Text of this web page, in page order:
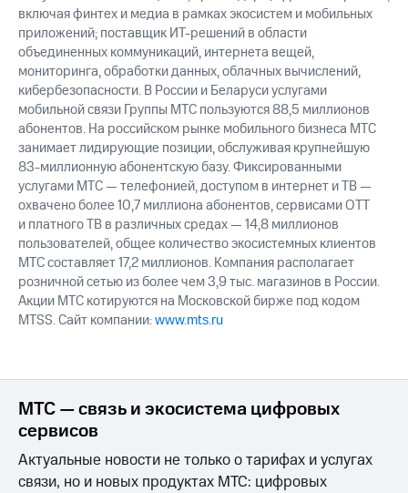
включая финтех и медиа в рамках экосистем и мобильных
приложений; поставщик ИТ-решений в области
объединенных коммуникаций, интернета вещей,
мониторинга, обработки данных, облачных вычислений,
кибербезопасности. В России и Беларуси услугами
мобильной связи Группы МТС пользуются 88,5 миллионов
абонентов. На российском рынке мобильного бизнеса МТС
занимает лидирующие позиции, обслуживая крупнейшую
83-миллионную абонентскую базу. Фиксированными
услугами МТС — телефонией, доступом в интернет и ТВ —
охвачено более 10,7 миллиона абонентов, сервисами OTT
и платного ТВ в различных средах — 14,8 миллионов
пользователей, общее количество экосистемных клиентов
МТС составляет 17,2 миллионов. Компания располагает
розничной сетью из более чем 3,9 тыс. магазинов в России.
Акции МТС котируются на Московской бирже под кодом
MTSS. Сайт компании:www.mts.ru
МТС — связь и экосистема цифровых
сервисов
Актуальные новости не только о тарифах и услугах
связи, но и новых продуктах МТС: цифровых